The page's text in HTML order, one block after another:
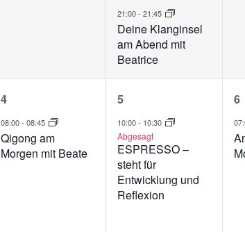
21:00- 21:45
Deine Klanginsel
am Abend mit
Beatrice
1
Veranstaltung,
4
08:00- 08:45
Qigong am
Morgen mit Beate
1
Veranstaltung,
5
10:00- 10:30
Abgesagt
ESPRESSO –
steht für
Entwicklung und
Reflexion
1
6